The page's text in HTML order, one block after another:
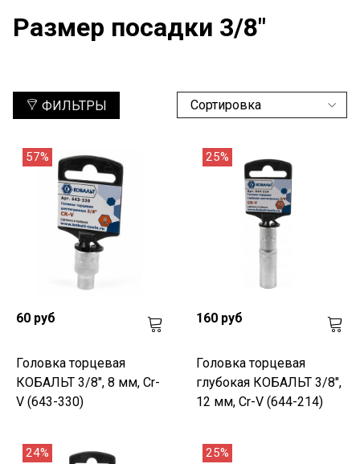
Размер посадки 3/8"
ФИЛЬТРЫ
57%
60 руб
Головка торцевая
КОБАЛЬТ 3/8", 8 мм, Cr-
V (643-330)
25%
160 руб
Головка торцевая
глубокая КОБАЛЬТ 3/8",
12 мм, Cr-V (644-214)
24% 25%